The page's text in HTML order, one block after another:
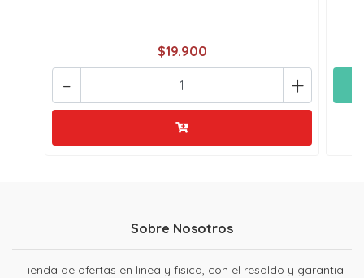
$19.900
+
-
Sobre Nosotros
Tienda de ofertas en linea y fisica, con el resaldo y garantia